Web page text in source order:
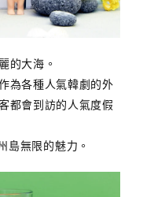
的大海。
為各種人氣韓劇的外
都會到訪的人氣度假
島無限的魅力。